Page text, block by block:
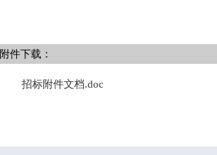
附件下载：
招标附件文档.doc